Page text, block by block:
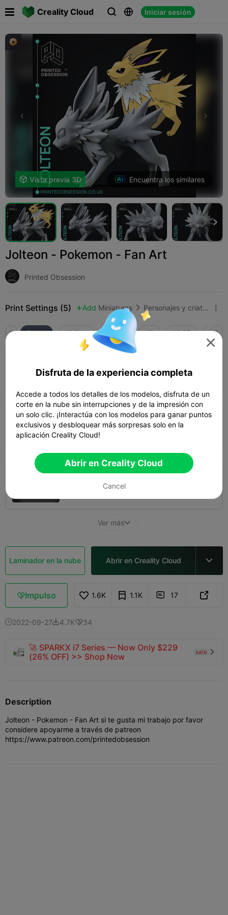
Creality Cloud   Iniciar sesión
 
 Vista previa 3D Encuentra los similares

Jolteon - Pokemon - Fan Art
Printed Obsession
Print Settings (5)  Add Miniaturas  Personajes y criaturas 
Todos K2 Plus K2 Pro K2 K2 SE
03h 24m
capa de 0.2mm, 2 paredes, 15% de relleno
 02h 56m
capa de 0.2mm, 2 paredes, 15% de relleno
Ver más
Laminador en la nube Abrir en Creality Cloud 
Impulso 1.6K 1.1K  17 
2022-09-274.7K34
🚀 SPARKX i7 Series — Now Only $229
(26% OFF) >> Shop Now
sale 
Description
Jolteon - Pokemon - Fan Art si te gusta mi trabajo por favor
considere apoyarme a través de patreon
https://www.patreon.com/printedobsession

Disfruta de la experiencia completa
Accede a todos los detalles de los modelos, disfruta de un
corte en la nube sin interrupciones y de la impresión con
un solo clic. ¡Interactúa con los modelos para ganar puntos
exclusivos y desbloquear más sorpresas solo en la
aplicación Creality Cloud!
Abrir en Creality Cloud
Cancel